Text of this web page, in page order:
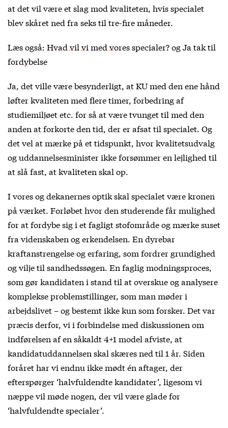
at det vil være et slag mod kvaliteten, hvis specialet
blev skåret ned fra seks til tre-fire måneder.
Læs også: Hvad vil vi med vores specialer?ogJa tak til
fordybelse
Ja, det ville være besynderligt, at KU med den ene hånd
løfter kvaliteten med flere timer, forbedring af
studiemiljøet etc. for så at være tvunget til med den
anden at forkorte den tid, der er afsat til specialet. Og
det vel at mærke på et tidspunkt, hvor kvalitetsudvalg
og uddannelsesminister ikke forsømmer en lejlighed til
at slå fast, at kvaliteten skal op.
I vores og dekanernes optik skal specialet være kronen
på værket. Forløbet hvor den studerende får mulighed
for at fordybe sig i et fagligt stofområde og mærke suset
fra videnskaben og erkendelsen. En dyrebar
kraftanstrengelse og erfaring, som fordrer grundighed
og vilje til sandhedssøgen. En faglig modningsproces,
som gør kandidaten i stand til at overskue og analysere
komplekse problemstillinger, som man møder i
arbejdslivet – og bestemt ikke kun som forsker. Det var
præcis derfor, vi i forbindelse med diskussionen om
indførelsen af en såkaldt 4+1 model afviste, at
kandidatuddannelsen skal skæres ned til 1 år. Siden
foråret har vi endnu ikke mødt én aftager, der
efterspørger ‘halvfuldendte kandidater’, ligesom vi
næppe vil møde nogen, der vil være glade for
‘halvfuldendte specialer’.